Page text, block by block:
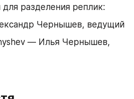
разделения реплик:
Чернышев, ведущий
— Илья Чернышев,